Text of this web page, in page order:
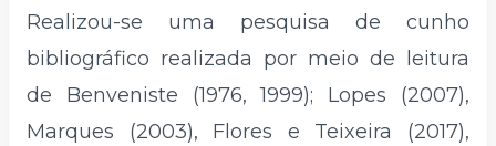
Realizou-se uma pesquisa de cunho
bibliográfico realizada por meio de leitura
de Benveniste (1976, 1999); Lopes (2007),
Marques (2003), Flores e Teixeira (2017),